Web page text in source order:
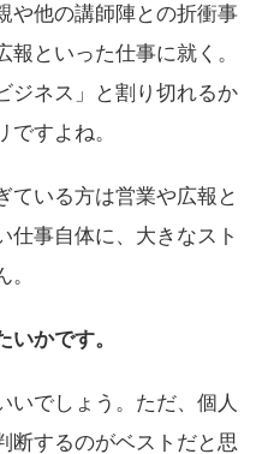
や他の講師陣との折衝事
といった仕事に就く。
ジネス」と割り切れるか
すよね。
ている方は営業や広報と
仕事自体に、大きなスト
かです。
いでしょう。ただ、個人
断するのがベストだと思